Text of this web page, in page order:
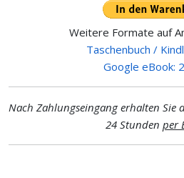
Weitere Formate auf
Taschenbuch /
Google eBook:
Nach Zahlungseingang erhalten Sie
24 Stunden per